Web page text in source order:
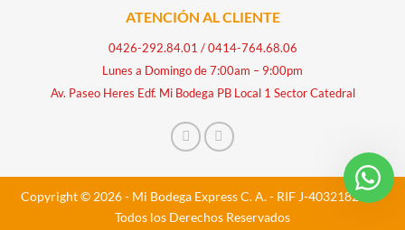
ATENCIÓN AL CLIENTE
0426-292.84.01 /0414-764.68.06
Lunes a Domingo de 7:00am – 9:00pm
Av. Paseo Heres Edf. Mi Bodega PB Local 1 Sector Catedral
Copyright © 2026 - Mi Bodega Express C. A. - RIF J-40321828-5 -
Todos los Derechos Reservados